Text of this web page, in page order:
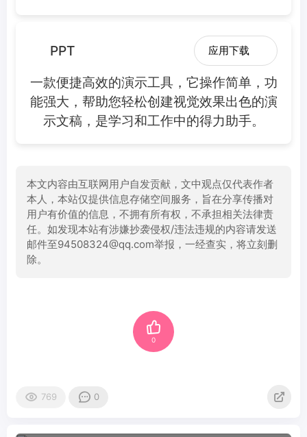
PPT 应用下载
一款便捷高效的演示工具，它操作简单，功
能强大，帮助您轻松创建视觉效果出色的演
示文稿，是学习和工作中的得力助手。
本文内容由互联网用户自发贡献，文中观点仅代表作者
本人，本站仅提供信息存储空间服务，旨在分享传播对
用户有价值的信息，不拥有所有权，不承担相关法律责
任。如发现本站有涉嫌抄袭侵权/违法违规的内容请发送
邮件至94508324@qq.com举报，一经查实，将立刻删
除。
0
769 0